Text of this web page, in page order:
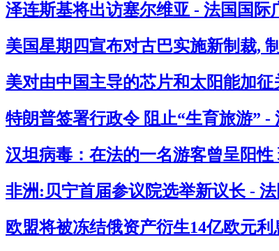
泽连斯基将出访塞尔维亚 - 法国国际
美国星期四宣布对古巴实施新制裁,
美对由中国主导的芯片和太阳能加
特朗普签署行政令 阻止“生育旅游” -
汉坦病毒：在法的一名游客曾呈阳
非洲:贝宁首届参议院选举新议长 -
欧盟将被冻结俄资产衍生14亿欧元